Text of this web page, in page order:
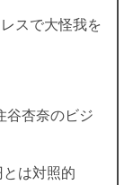
スで大怪我を
谷杏奈のビジ
は対照的